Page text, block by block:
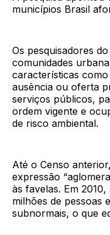
municípios Brasil
Os pesquisadores
comunidades
características
ausência ou oferta
serviços públicos,
ordem vigente e
de risco ambiental.
Até o Censo
expressão
às favelas. Em
milhões de pessoas
subnormais, o que